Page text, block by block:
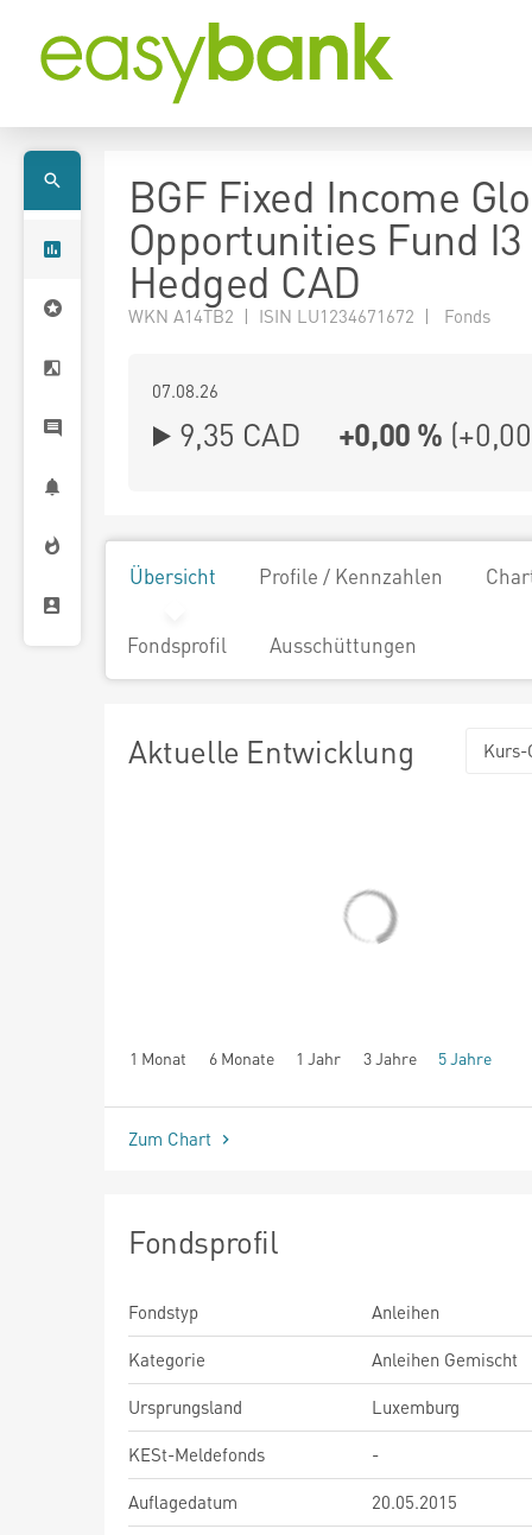
BGF Fixed Income
Opportunities Fund I3
Hedged CAD
WKN A14TB2 | ISIN LU1234671672 | Fonds
07.08.26
9,35 CAD +0,00 % (+0,00
Übersicht Profile / Kennzahlen
Fondsprofil Ausschüttungen
Aktuelle Entwicklung Kurs-
1 Monat 6 Monate 1 Jahr 3 Jahre 5 Jahre
seit Beginn
Zum Chart
Fondsprofil
Fondstyp
Anleihen
Kategorie
Anleihen Gemischt
Ursprungsland
Luxemburg
KESt-Meldefonds
-
Auflagedatum
20.05.2015